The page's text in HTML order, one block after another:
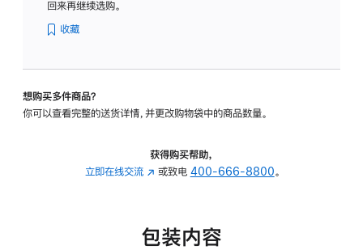
转
的
回来再继续选购。
收藏
想购买多件商品？
你可以查看完整的送货详情，并更改购物袋中的商品数量。
获得购买帮助，
立即在线交流 (在
中
或致电 400-666-8800。
包装内容